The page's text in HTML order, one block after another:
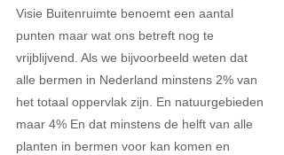
Visie Buitenruimte benoemt een aantal
punten maar wat ons betreft nog te
vrijblijvend. Als we bijvoorbeeld weten dat
alle bermen in Nederland minstens 2% van
het totaal oppervlak zijn. En natuurgebieden
maar 4% En dat minstens de helft van alle
planten in bermen voor kan komen en